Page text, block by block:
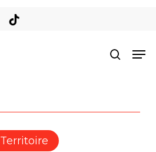
Territoire
le